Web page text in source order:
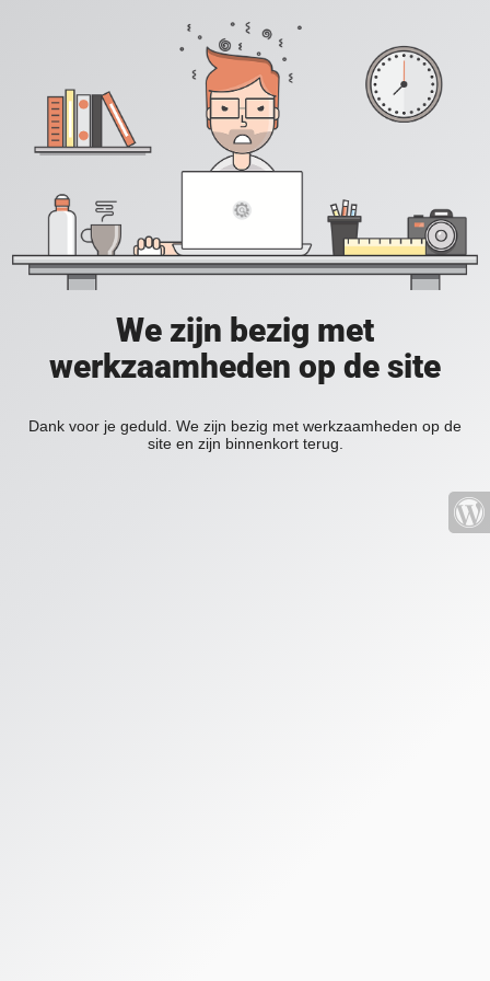
We zijn bezig met
werkzaamheden op de site
Dank voor je geduld. We zijn bezig met werkzaamheden op de
site en zijn binnenkort terug.